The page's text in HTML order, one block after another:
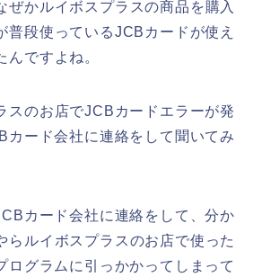
ぜかルイボスプラスの商品を購入
普段使っているJCBカードが使え
んですよね。
スのお店でJCBカードエラーが発
カード会社に連絡をして聞いてみ
カード会社に連絡をして、分か
らルイボスプラスのお店で使った
ログラムに引っかかってしまって